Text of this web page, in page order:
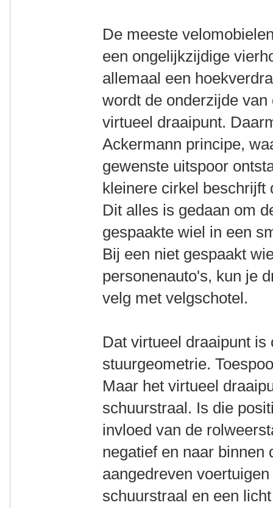
De meeste
een ongelijkzijdige
allemaal een
wordt de onderzijde
virtueel draaipunt.
Ackermann principe,
gewenste uitspoor
kleinere cirkel beschrijft
Dit alles is gedaan om
gespaakte wiel in een
Bij een niet gespaakt
personenauto's, kun je
velg met velgschotel.
Dat virtueel draaipunt
stuurgeometrie.
Maar het virtueel
schuurstraal. Is die
invloed van de
negatief en naar
aangedreven
schuurstraal en een